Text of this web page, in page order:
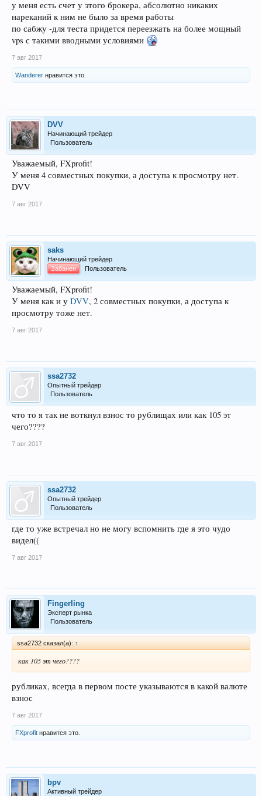
у меня есть счет у этого брокера, абсолютно никаких
нареканий к ним не было за время работы
по сабжу -для теста придется переезжать на более мощный
vps с такими вводными условиями
7 авг 2017
Wanderer нравится это.
DVV
Начинающий трейдер
Пользователь
Уважаемый, FXprofit!
У меня 4 совместных покупки, а доступа к просмотру нет.
DVV
7 авг 2017
saks
Начинающий трейдер
Забанен
Пользователь
Уважаемый, FXprofit!
У меня как и у DVV, 2 совместных покупки, а доступа к
просмотру тоже нет.
7 авг 2017
ssa2732
Опытный трейдер
Пользователь
что то я так не воткнул взнос то рублищах или как 105 эт
чего????
7 авг 2017
ssa2732
Опытный трейдер
Пользователь
где то уже встречал но не могу вспомнить где я это чудо
видел((
7 авг 2017
Fingerling
Эксперт рынка
Пользователь
ssa2732 сказал(а): ↑
как 105 эт чего????
рубликах, всегда в первом посте указываются в какой валюте
взнос
7 авг 2017
FXprofit нравится это.
bpv
Активный трейдер